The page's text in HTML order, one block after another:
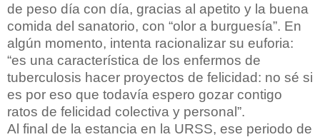
de peso día con día, gracias al apetito y la buena
comida del sanatorio, con “olor a burguesía”. En
algún momento, intenta racionalizar su euforia:
“es una característica de los enfermos de
tuberculosis hacer proyectos de felicidad: no sé si
es por eso que todavía espero gozar contigo
ratos de felicidad colectiva y personal”.
Al final de la estancia en la URSS, ese periodo de